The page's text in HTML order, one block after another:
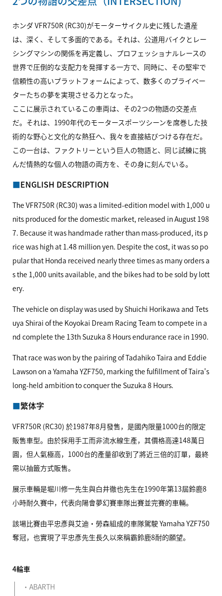
ホンダ VFR750R (RC30)がモーターサイクル史に残した遺産
は、深く、そして多面的である。それは、公道用バイクとレー
シングマシンの関係を再定義し、プロフェッショナルレースの
世界で圧倒的な支配力を発揮する一方で、同時に、その堅牢で
信頼性の高いプラットフォームによって、数多くのプライベー
ターたちの夢を実現させる力となった。
ここに展示されているこの車両は、その2つの物語の交差点
だ。それは、1990年代のモータースポーツシーンを席巻した技
術的な野心と文化的な熱狂へ、我々を直接結びつける存在だ。
この一台は、ファクトリーという巨人の物語と、同じ試練に挑
んだ情熱的な個人の物語の両方を、その身に刻んでいる。
ENGLISH DESCRIPTION
The VFR750R (RC30) was a limited-edition model with 1,000 u
nits produced for the domestic market, released in August 198
7. Because it was handmade rather than mass-produced, its p
rice was high at 1.48 million yen. Despite the cost, it was so po
pular that Honda received nearly three times as many orders a
s the 1,000 units available, and the bikes had to be sold by lott
ery.
The vehicle on display was used by Shuichi Horikawa and Tets
uya Shirai of the Koyokai Dream Racing Team to compete in a
nd complete the 13th Suzuka 8 Hours endurance race in 1990.
That race was won by the pairing of Tadahiko Taira and Eddie
Lawson on a Yamaha YZF750, marking the fulfillment of Taira's
long-held ambition to conquer the Suzuka 8 Hours.
繁体字
VFR750R (RC30) 於1987年8月發售，是國內限量1000台的限定
販售車型。由於採用手工而非流水線生產，其價格高達148萬日
圓，但人氣極高，1000台的產量卻收到了將近三倍的訂單，最終
需以抽籤方式販售。
展示車輛是堀川修一先生與白井徹也先生在1990年第13屆鈴鹿8
小時耐久賽中，代表向陽會夢幻賽車隊出賽並完賽的車輛。
該場比賽由平忠彥與艾迪・勞森組成的車隊駕駛 Yamaha YZF750
奪冠，也實現了平忠彥先生長久以來稱霸鈴鹿8耐的願望。
4輪車
ABARTH